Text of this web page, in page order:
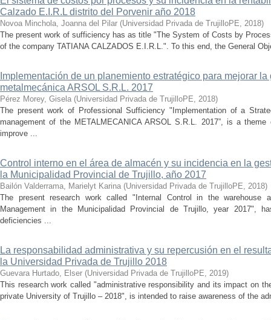
Calzado E.I.R.L distrito del Porvenir año 2018
Novoa Minchola, Joanna del Pilar (Universidad Privada de TrujilloPE, 2018)
The present work of sufficiency has as title "The System of Costs by
of the company TATIANA CALZADOS E.I.R.L.". To this end, the General
Implementación de un planemiento estratégico para mejorar
metalmecánica ARSOL S.R.L. 2017
Pérez Morey, Gisela (Universidad Privada de TrujilloPE, 2018)
The present work of Professional Sufficiency "Implementation of a
management of the METALMECANICA ARSOL S.R.L. 2017”, is a
improve ...
Control interno en el área de almacén y su incidencia en la
la Municipalidad Provincial de Trujillo, año 2017
Bailón Valderrama, Marielyt Karina (Universidad Privada de TrujilloPE, 2018)
The present research work called "Internal Control in the warehouse
Management in the Municipalidad Provincial de Trujillo, year 2017",
deficiencies ...
La responsabilidad administrativa y su repercusión en el
la Universidad Privada de Trujillo 2018
Guevara Hurtado, Elser (Universidad Privada de TrujilloPE, 2019)
This research work called "administrative responsibility and its impact on
private University of Trujillo – 2018", is intended to raise awareness of the